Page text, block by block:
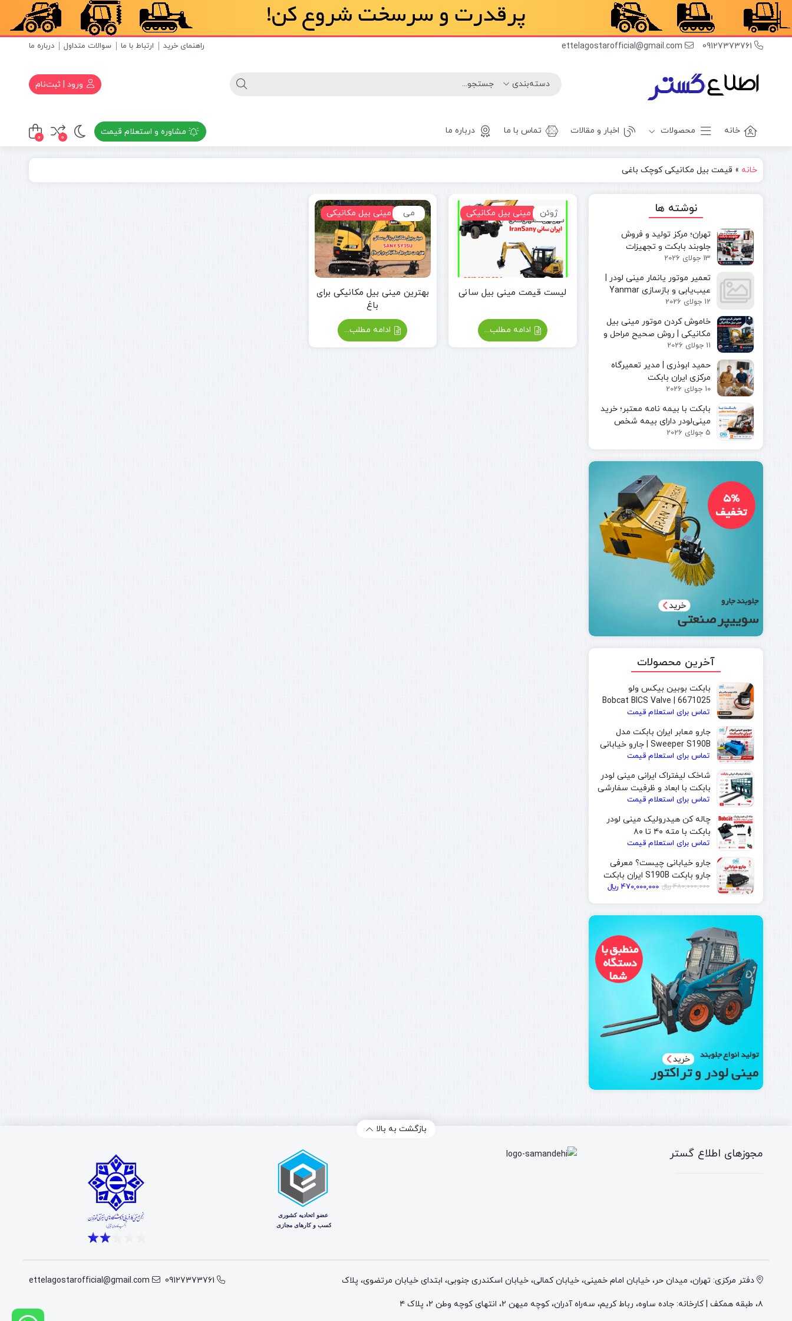
راهنمای خرید ارتباط با ما سوالات متداول درباره ما 09127373761
ettelagostarofficial@gmail.com
ورود | ثبت‌نام
خانه محصولات
مکانیکی
مینی بیل
مکانیکی
بابکت
بابکت
فوریوز
بابکت
دراج
رفسنجان
بیل بکهو
غلطک
آسفالت
جلوبند چاله
کن
پیکور یا
هیدرولیکی
شاخک
لیفتراک
مینی لودر
بابکت
اخبار و مقالات تماس با ما درباره ما مشاوره و استعلام قیمت 0
0
خانه » قیمت بیل مکانیکی کوچک باغی
مینی بیل مکانیکی ژوئن
لیست قیمت مینی بیل سانی
ادامه مطلب...
مینی بیل مکانیکی می
بهترین مینی بیل مکانیکی برای
باغ
ادامه مطلب...
نوشته ها
تهران؛ مرکز تولید و فروش
جلوبند بابکت و تجهیزات
مینی‌لودر در ایران
13 جولای 2026
تعمیر موتور یانمار مینی لودر |
عیب‌یابی و بازسازی Yanmar
Engine
12 جولای 2026
خاموش کردن موتور مینی بیل
مکانیکی | روش صحیح مراحل و
ایمن توقف دستگاه
11 جولای 2026
حمید ابوذری | مدیر تعمیرگاه
مرکزی ایران بابکت
10 جولای 2026
بابکت با بیمه‌ نامه معتبر؛ خرید
مینی‌لودر دارای بیمه شخص
ثالث و بیمه بدنه ماشین‌آلات
5 جولای 2026
آخرین محصولات
بابکت بوبین بیکس ولو
6671025 | Bobcat BICS Valve
Solenoid Coil
تماس برای استعلام قیمت
جارو معابر ایران بابکت مدل
Sweeper S190B | جارو خیابانی
و جارو بابکت مخصوص شهرداری
تماس برای استعلام قیمت
شاخک لیفتراک ایرانی مینی لودر
بابکت با ابعاد و ظرفیت سفارشی
| ایران بابکت
تماس برای استعلام قیمت
چاله کن هیدرولیک مینی لودر
بابکت با مته ۴۰ تا ۸۰
سانتی‌متر | ایران بابکت
تماس برای استعلام قیمت
جارو خیابانی چیست؟ معرفی
جارو بابکت S190B ایران بابکت
480,000,000﷼
قیمت
470,000,000 ﷼
قیمت
بازگشت به بالا
مجوزهای اطلاع گستر
دفتر مرکزی: تهران، میدان حر، خیابان امام خمینی، خیابان کمالی، خیابان اسکندری جنوبی، ابتدای خیابان مرتضوی، پلاک
۸، طبقه همکف | کارخانه: جاده ساوه، رباط کریم، سه‌راه آدران، کوچه میهن ۲، انتهای کوچه وطن ۲، پلاک ۴
09127373761
ettelagostarofficial@gmail.com